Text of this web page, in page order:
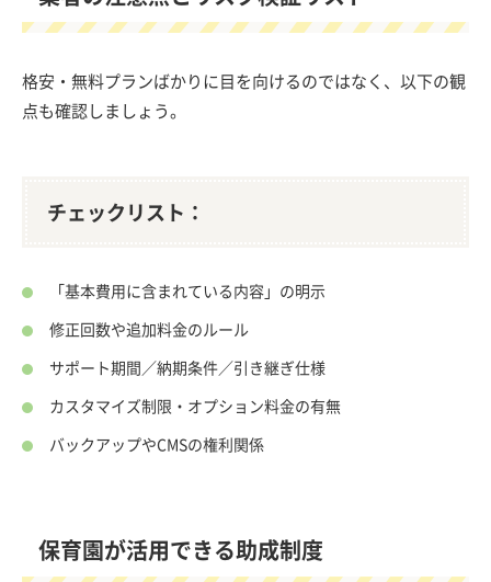
格安・無料プランばかりに目を向けるのではなく、以下の観
点も確認しましょう。
チェックリスト：
「基本費用に含まれている内容」の明示
修正回数や追加料金のルール
サポート期間／納期条件／引き継ぎ仕様
カスタマイズ制限・オプション料金の有無
バックアップやCMSの権利関係
保育園が活用できる助成制度